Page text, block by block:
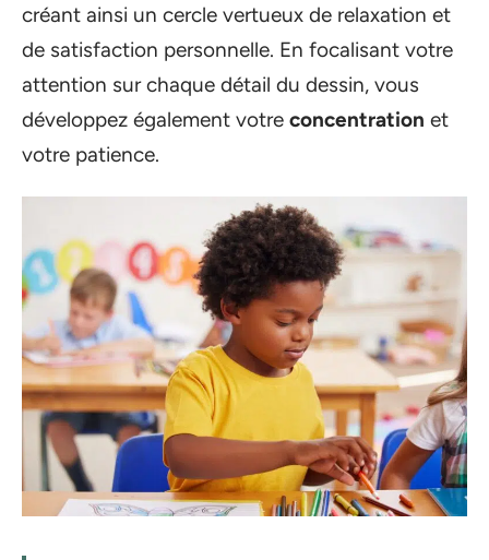
créant ainsi un cercle vertueux de relaxation et
de satisfaction personnelle. En focalisant votre
attention sur chaque détail du dessin, vous
développez également votre concentration et
votre patience.